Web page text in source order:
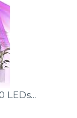
LEDs...